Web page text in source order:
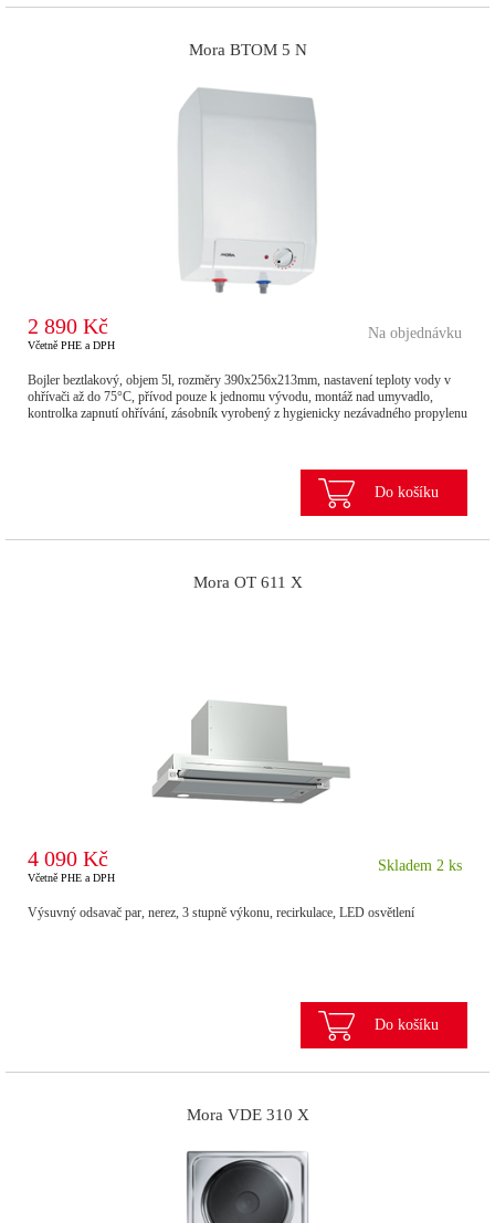
Mora BTOM 5 N
2 890 Kč
Včetně PHE a DPH
Na objednávku
Bojler beztlakový, objem 5l, rozměry 390x256x213mm, nastavení teploty vody v
ohřívači až do 75°C, přívod pouze k jednomu vývodu, montáž nad umyvadlo,
kontrolka zapnutí ohřívání, zásobník vyrobený z hygienicky nezávadného propylenu
Do košíku
Mora OT 611 X
4 090 Kč
Včetně PHE a DPH
Skladem 2 ks
Výsuvný odsavač par, nerez, 3 stupně výkonu, recirkulace, LED osvětlení
Do košíku
Mora VDE 310 X